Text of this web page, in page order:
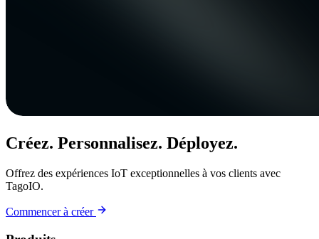
Créez. Personnalisez. Déployez.
Offrez des expériences IoT exceptionnelles à vos clients avec
TagoIO.
Commencer à créer